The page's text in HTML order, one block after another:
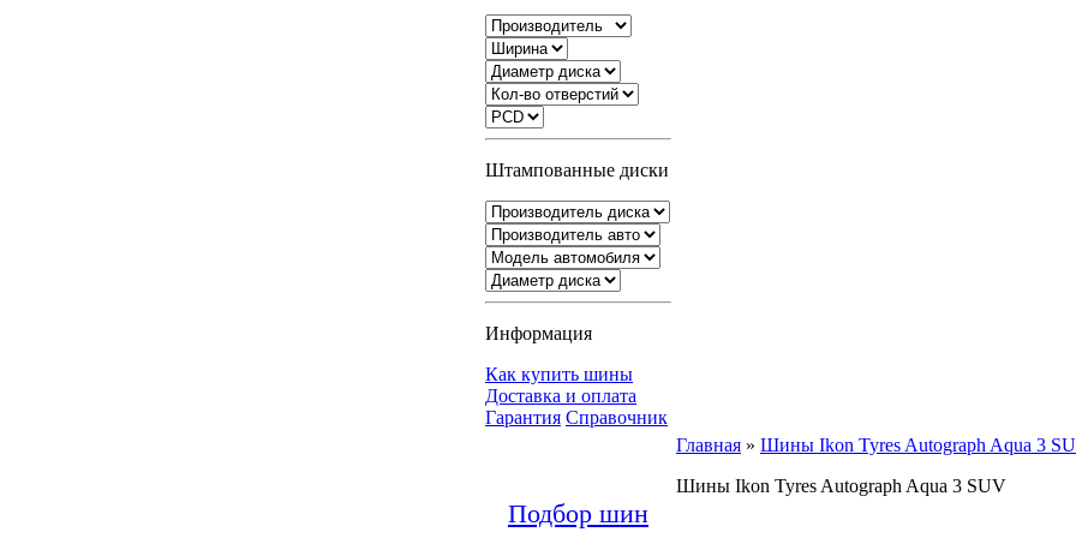
Штампованные диски
Информация
Как купить шины
Доставка и оплата
Гарантия Справочник
Подбор шин
Главная » Шины Ikon Tyres Autograph Aqua 3
Шины Ikon Tyres Autograph Aqua 3 SUV